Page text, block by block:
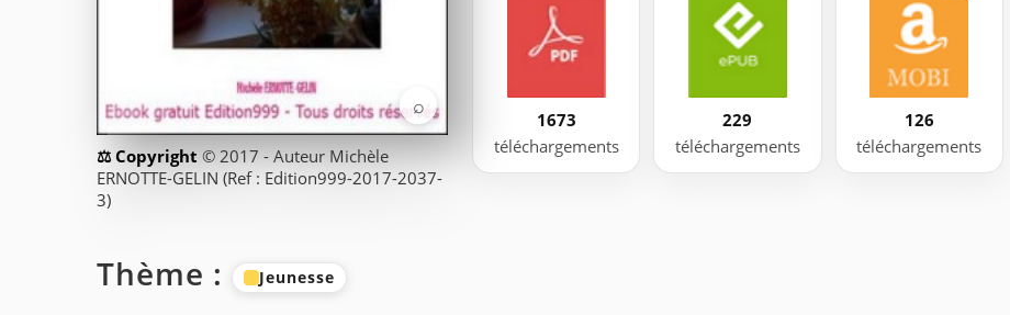
⌕
© 2017 - Auteur Michèle
ERNOTTE-GELIN (Ref : Edition999-2017-2037-
3)
1673
téléchargements
229
téléchargements
126
téléchargements
Thème : Jeunesse